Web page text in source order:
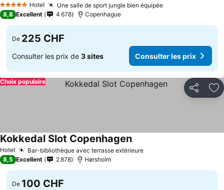
5 Étoiles Hotel Une salle de sport jungle bien équipée
8,8 Excellent 4 678 Copenhague
De 225 CHF
Consulter les prix de 3 sites Consulter les prix
Partager
Choix populaire
Hotel Bar-bibliothèque avec terrasse extérieure
Kokkedal Slot Copenhagen
8,5 Excellent 2 878 Hørsholm
De 100 CHF